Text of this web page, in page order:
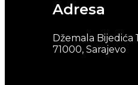
Adresa
Džemala Bijedića
71000, Sarajevo